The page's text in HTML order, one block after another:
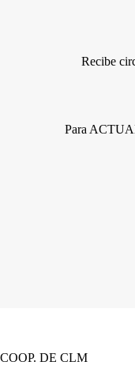
Recibe
Para
DE CLM